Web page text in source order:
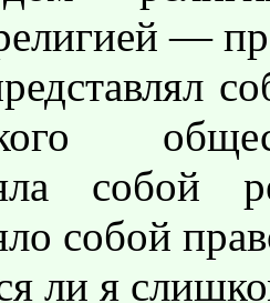
—
собой
собой
ли я